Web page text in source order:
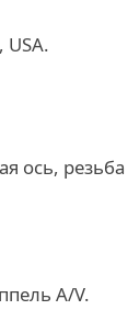
ось, резьба
A/V.